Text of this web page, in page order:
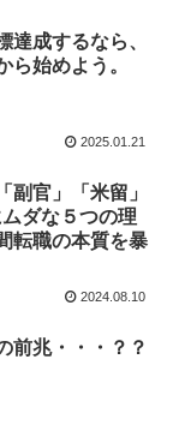
達成するなら、
ら始めよう。
2025.01.21
副官」「米留」
ムダな５つの理
転職の本質を暴
2024.08.10
前兆・・・？？